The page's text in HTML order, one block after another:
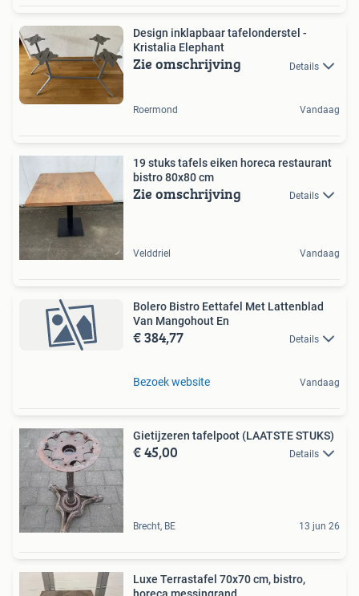
Design inklapbaar tafelonderstel -
Kristalia Elephant
Zie omschrijving Details
Roermond Vandaag
19 stuks tafels eiken horeca restaurant
bistro 80x80 cm
Zie omschrijving Details
Velddriel Vandaag
Bolero Bistro Eettafel Met Lattenblad
Van Mangohout En
€ 384,77 Details
Bezoek website Vandaag
Gietijzeren tafelpoot (LAATSTE STUKS)
€ 45,00 Details
Brecht, BE 13 jun 26
Luxe Terrastafel 70x70 cm, bistro,